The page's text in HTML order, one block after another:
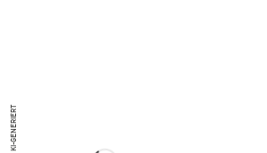
KI-GENERIERT